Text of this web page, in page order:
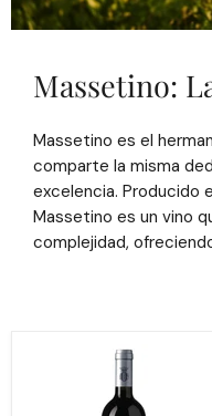
Massetino:
Massetino es el
comparte la misma
excelencia. Producido
Massetino es un vino
complejidad,